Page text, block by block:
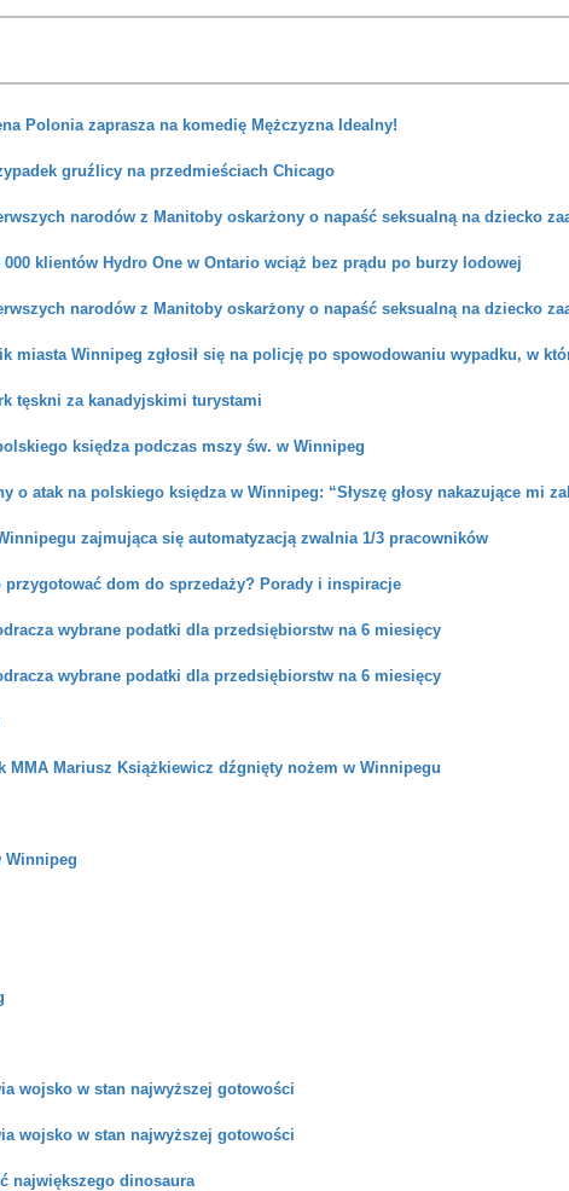
Polonia zaprasza na komedię Mężczyzna Idealny!
gruźlicy na przedmieściach Chicago
narodów z Manitoby oskarżony o napaść seksualną na dziecko
000 klientów Hydro One w Ontario wciąż bez prądu po burzy lodowej
narodów z Manitoby oskarżony o napaść seksualną na dziecko
miasta Winnipeg zgłosił się na policję po spowodowaniu wypadku, w
tęskni za kanadyjskimi turystami
księdza podczas mszy św. w Winnipeg
o atak na polskiego księdza w Winnipeg: “Słyszę głosy nakazujące mi
zajmująca się automatyzacją zwalnia 1/3 pracowników
przygotować dom do sprzedaży? Porady i inspiracje
wybrane podatki dla przedsiębiorstw na 6 miesięcy
wybrane podatki dla przedsiębiorstw na 6 miesięcy
MMA Mariusz Książkiewicz dźgnięty nożem w Winnipegu
Winnipeg
wojsko w stan najwyższej gotowości
wojsko w stan najwyższej gotowości
największego dinosaura